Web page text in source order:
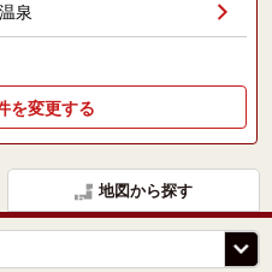
泉
を変更する
地図から探す